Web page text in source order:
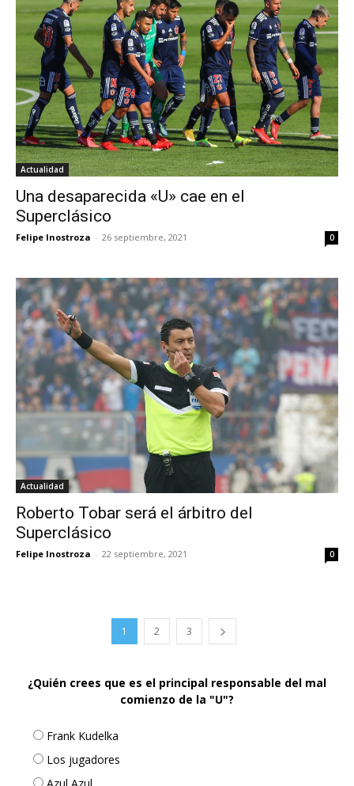
Actualidad
Una desaparecida «U» cae en el
Superclásico
Felipe Inostroza - 26 septiembre, 2021 0
Actualidad
Roberto Tobar será el árbitro del
Superclásico
Felipe Inostroza - 22 septiembre, 2021 0
1 2 3
¿Quién crees que es el principal responsable del mal
comienzo de la "U"?
Frank Kudelka
Los jugadores
Azul Azul